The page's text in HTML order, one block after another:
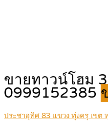
ขายทาวน์โฮม
0999152385
ประชาอุทิศ 83 แขวง ทุ่งครุ เขต